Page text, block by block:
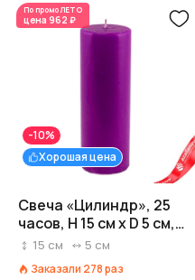
По промоЛЕТО
цена 962 ₽
Хорошая цена
-10%
Свеча «Цилиндр», 25
часов, H 15 см x D 5 см,
сиреневый
15 см 5 см
Заказали 278раз